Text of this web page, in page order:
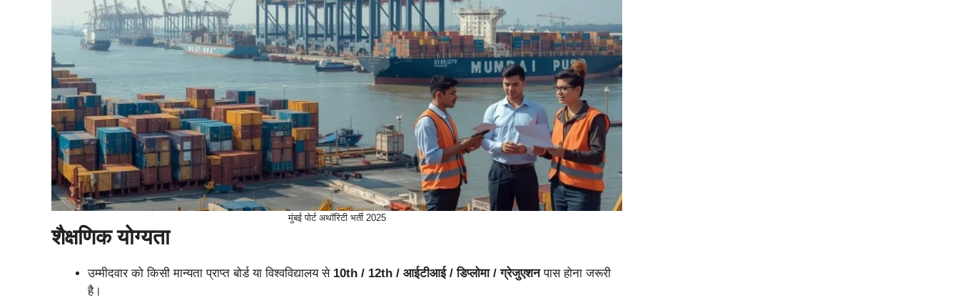
मुंबई पोर्ट अथॉरिटी भर्ती 2025
शैक्षणिक योग्यता
उम्मीदवार को किसी मान्यता प्राप्त बोर्ड या विश्वविद्यालय से 10th / 12th / आईटीआई / डिप्लोमा / ग्रेजुएशनपास होना जरूरी
है।